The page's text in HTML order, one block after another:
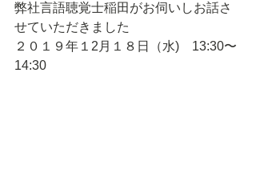
弊社言語聴覚士稲田がお伺いしお話さ
せていただきました
２０１９年１2月１８日（水)　13:30〜
14:30